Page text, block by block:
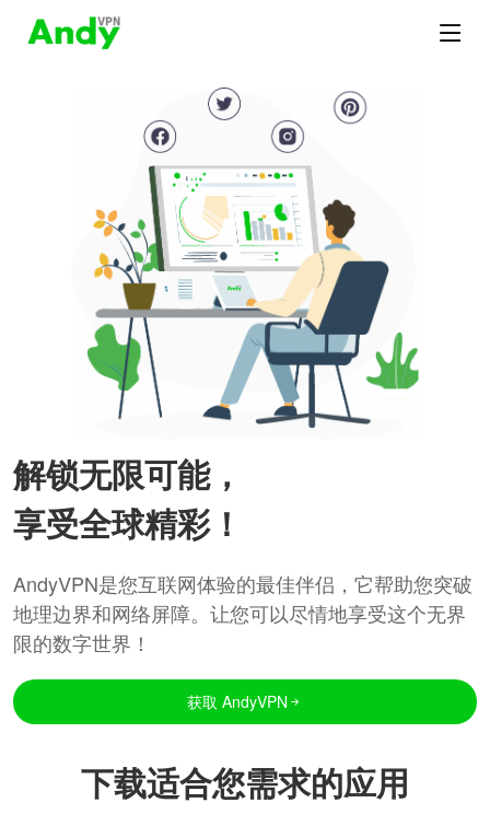
解锁无限可能，
享受全球精彩！
AndyVPN是您互联网体验的最佳伴侣，它帮助您突破
地理边界和网络屏障。让您可以尽情地享受这个无界
限的数字世界！
获取 AndyVPN
下载适合您需求的应用